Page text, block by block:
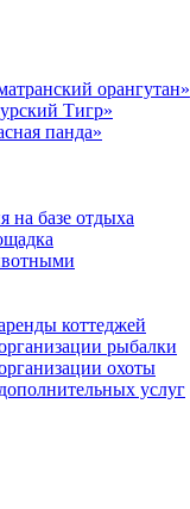
орангутан»
Тигр»
панда»
на базе отдыха
коттеджей
рыбалки
охоты
услуг